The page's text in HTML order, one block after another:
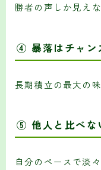
勝者の声しか見え
④ 暴落はチャン
長期積立の最大の
⑤ 他人と比べな
自分のペースで淡